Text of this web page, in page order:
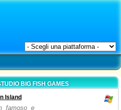
BIG FISH GAMES
Island
famoso e